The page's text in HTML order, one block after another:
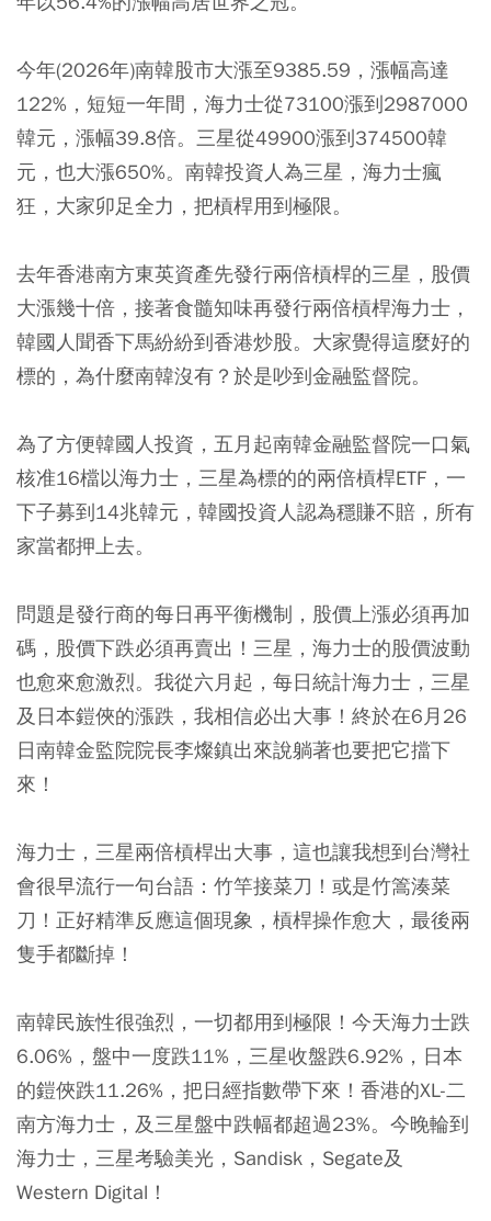
今年(2026年)南韓股市大漲至9385.59，漲幅高達
122%，短短一年間，海力士從73100漲到2987000
韓元，漲幅39.8倍。三星從49900漲到374500韓
元，也大漲650%。南韓投資人為三星，海力士瘋
狂，大家卯足全力，把槓桿用到極限。
去年香港南方東英資產先發行兩倍槓桿的三星，股價
大漲幾十倍，接著食髓知味再發行兩倍槓桿海力士，
韓國人聞香下馬紛紛到香港炒股。大家覺得這麼好的
標的，為什麼南韓沒有？於是吵到金融監督院。
為了方便韓國人投資，五月起南韓金融監督院一口氣
核准16檔以海力士，三星為標的的兩倍槓桿ETF，一
下子募到14兆韓元，韓國投資人認為穩賺不賠，所有
家當都押上去。
問題是發行商的每日再平衡機制，股價上漲必須再加
碼，股價下跌必須再賣出！三星，海力士的股價波動
也愈來愈激烈。我從六月起，每日統計海力士，三星
及日本鎧俠的漲跌，我相信必出大事！終於在6月26
日南韓金監院院長李燦鎮出來說躺著也要把它擋下
來！
海力士，三星兩倍槓桿出大事，這也讓我想到台灣社
會很早流行一句台語：竹竿接菜刀！或是竹篙湊菜
刀！正好精準反應這個現象，槓桿操作愈大，最後兩
隻手都斷掉！
南韓民族性很強烈，一切都用到極限！今天海力士跌
6.06%，盤中一度跌11%，三星收盤跌6.92%，日本
的鎧俠跌11.26%，把日經指數帶下來！香港的XL-二
南方海力士，及三星盤中跌幅都超過23%。今晚輪到
海力士，三星考驗美光，Sandisk，Segate及
Western Digital！